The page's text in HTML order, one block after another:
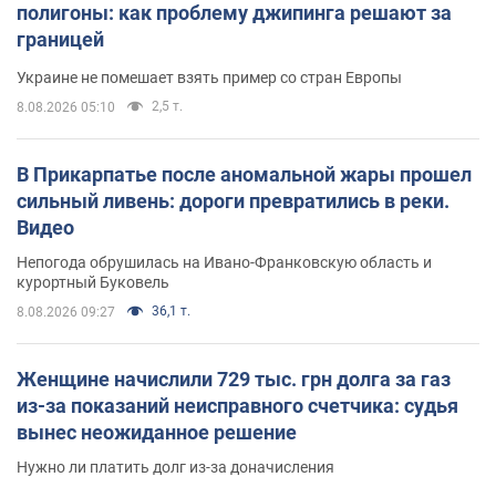
полигоны: как проблему джипинга решают за
границей
Украине не помешает взять пример со стран Европы
8.08.2026 05:10 2,5 т.
В Прикарпатье после аномальной жары прошел
сильный ливень: дороги превратились в реки.
Видео
Непогода обрушилась на Ивано-Франковскую область и
курортный Буковель
8.08.2026 09:27 36,1 т.
Женщине начислили 729 тыс. грн долга за газ
из-за показаний неисправного счетчика: судья
вынес неожиданное решение
Нужно ли платить долг из-за доначисления